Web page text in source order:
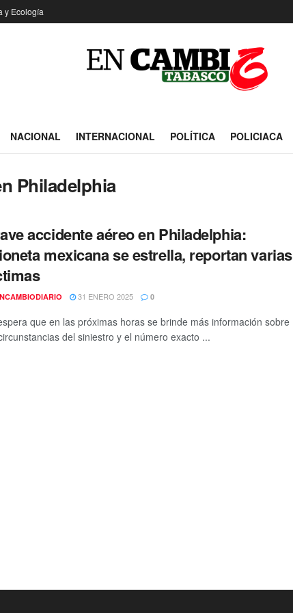
y Ecología
NACIONAL INTERNACIONAL POLÍTICA POLICIACA
Philadelphia
accidente aéreo en Philadelphia:
mexicana se estrella, reportan varias
31 ENERO 2025 0
que en las próximas horas se brinde más información sobre
del siniestro y el número exacto ...